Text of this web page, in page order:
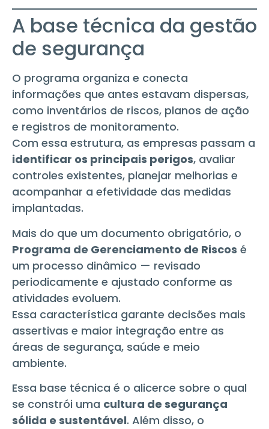
A base técnica da gestão
de segurança
O programa organiza e conecta
informações que antes estavam dispersas,
como inventários de riscos, planos de ação
e registros de monitoramento.
Com essa estrutura, as empresas passam a
identificar os principais perigos, avaliar
controles existentes, planejar melhorias e
acompanhar a efetividade das medidas
implantadas.
Mais do que um documento obrigatório, o
Programa de Gerenciamento de Riscos é
um processo dinâmico — revisado
periodicamente e ajustado conforme as
atividades evoluem.
Essa característica garante decisões mais
assertivas e maior integração entre as
áreas de segurança, saúde e meio
ambiente.
Essa base técnica é o alicerce sobre o qual
se constrói uma cultura de segurança
sólida e sustentável. Além disso, o